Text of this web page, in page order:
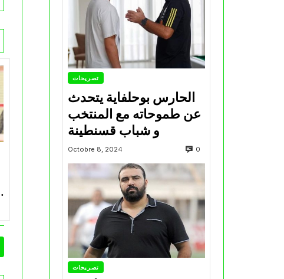
تصريحات
الحارس بوحلفاية يتحدث
عن طموحاته مع المنتخب
و شباب قسنطينة
Octobre 8, 2024 0
تصريحات